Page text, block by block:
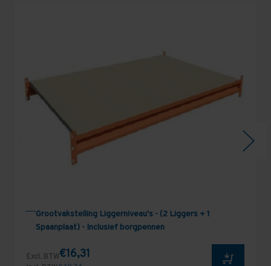
Grootvakstelling Liggerniveau's - (2 Liggers + 1
Spaanplaat) - Inclusief borgpennen
Excl. BTW€16,31